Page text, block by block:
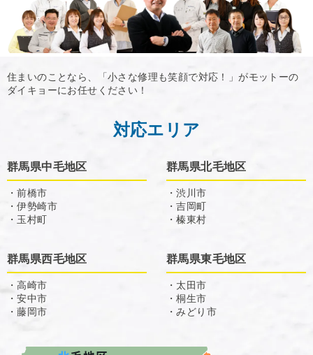
住まいのことなら、「小さな修理も笑顔で対応！」がモットーの
ダイキョーにお任せください！
対応エリア
群馬県中毛地区
・前橋市
・伊勢崎市
・玉村町
群馬県北毛地区
・渋川市
・吉岡町
・榛東村
群馬県西毛地区
・高崎市
・安中市
・藤岡市
群馬県東毛地区
・太田市
・桐生市
・みどり市